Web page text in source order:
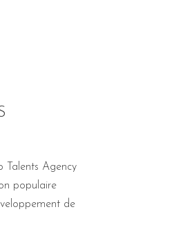
Talents Agency
populaire
de